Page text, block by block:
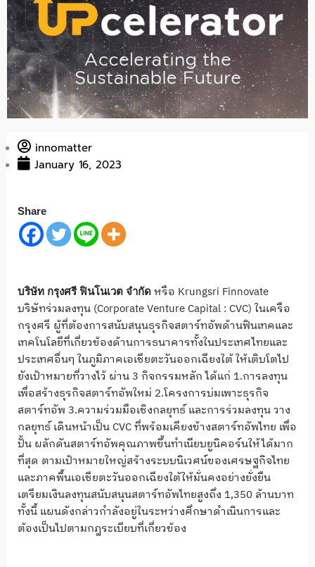
innomatter
January 16, 2023
Share
บริษัท กรุงศรี ฟินโนเวต จำกัด หรือ Krungsri Finnovate
บริษัทร่วมลงทุน (Corporate Venture Capital : CVC) ในเครือ
กรุงศรี ผู้ที่ต้องการสนับสนุนธุรกิจสตาร์ทอัพด้านฟินเทคและ
เทคโนโลยีที่เกี่ยวข้องด้านการธนาคารทั้งในประเทศไทยและ
ประเทศอื่นๆ ในภูมิภาคเอเชียตะวันออกเฉียงใต้ ให้เติบโตไป
ยังเป้าหมายที่วางไว้ ผ่าน 3 กิจกรรมหลัก ได้แก่ 1.การลงทุน
เพื่อสร้างธุรกิจสตาร์ทอัพใหม่ 2.โครงการบ่มเพาะธุรกิจ
สตาร์ทอัพ 3.ความร่วมมือเชิงกลยุทธ์ และการร่วมลงทุน วาง
กลยุทธ์ เดินหน้าเป็น CVC ที่พร้อมเคียงข้างสตาร์ทอัพไทย เพื่อ
ปั้น ผลักดันสตาร์ทอัพคุณภาพขึ้นทำเนียบยูนิคอร์นให้ได้มาก
ที่สุด ตามเป้าหมายใหญ่สร้างระบบนิเวศน์ของเศรษฐกิจไทย
และภาคพื้นเอเชียตะวันออกเฉียงใต้ให้มั่นคงอย่างยั่งยืน
เตรียมเงินลงทุนสนับสนุนสตาร์ทอัพไทยสูงถึง 1,350 ล้านบาท
ทั้งนี้ แผนดังกล่าวกำลังอยู่ในระหว่างศึกษาดำเนินการและ
ต้องเป็นไปตามกฎระเบียบที่เกี่ยวข้อง